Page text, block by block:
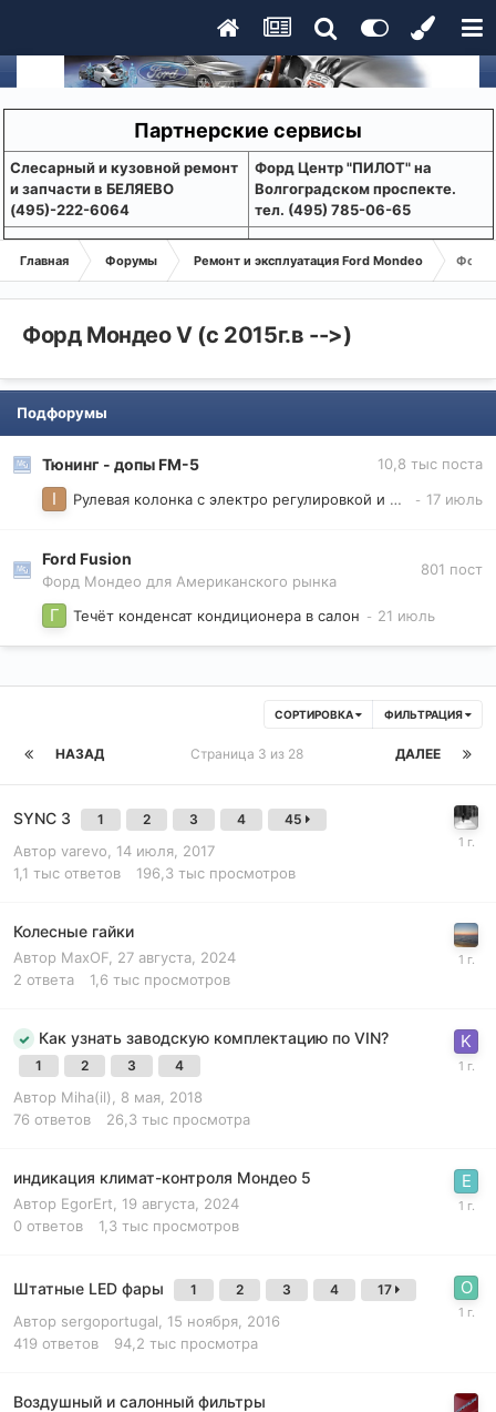
Партнерские сервисы
Слесарный и кузовной ремонт
и запчасти в БЕЛЯЕВО
(495)-222-6064
Форд Центр "ПИЛОТ" на
Волгоградском проспекте.
тел. (495) 785-06-65
Главная Форумы Ремонт и эксплуатация Ford Mondeo Форд
Форд Мондео V (с 2015г.в -->)
Подфорумы
Тюнинг - допы FM-5 10,8 тыс поста
Рулевая колонка с электро регулировкой и памятью
Ford Fusion
Форд Мондео для Американского рынка
801 пост
Течёт конденсат кондиционера в салон
СОРТИРОВКА ФИЛЬТРАЦИЯ
НАЗАД ДАЛЕЕ
Страница 3 из 28
SYNC 3 1 2 3 4 45
Автор varevo
14 июля, 2017
1,1 тыс ответов 196,3 тыс просмотров
Колесные гайки
Автор MaxOF 27 августа, 2024
2 ответа 1,6 тыс просмотров
Как узнать заводскую комплектацию по VIN?
1 2 3 4
Автор Miha(il)
8 мая, 2018
76 ответов 26,3 тыс просмотра
индикация климат-контроля Мондео 5
Автор EgorErt
19 августа, 2024
0 ответов 1,3 тыс просмотров
Штатные LED фары 1 2 3 4 17
Автор sergoportugal
15 ноября, 2016
419 ответов 94,2 тыс просмотра
Воздушный и салонный фильтры